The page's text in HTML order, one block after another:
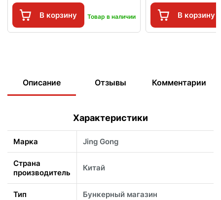
В корзину Товар в наличии В корзину
Описание Отзывы Комментарии
Характеристики
Марка Jing Gong
Страна
производитель
Китай
Тип Бункерный магазин